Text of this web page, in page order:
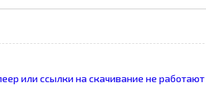
или ссылки на скачивание не работают